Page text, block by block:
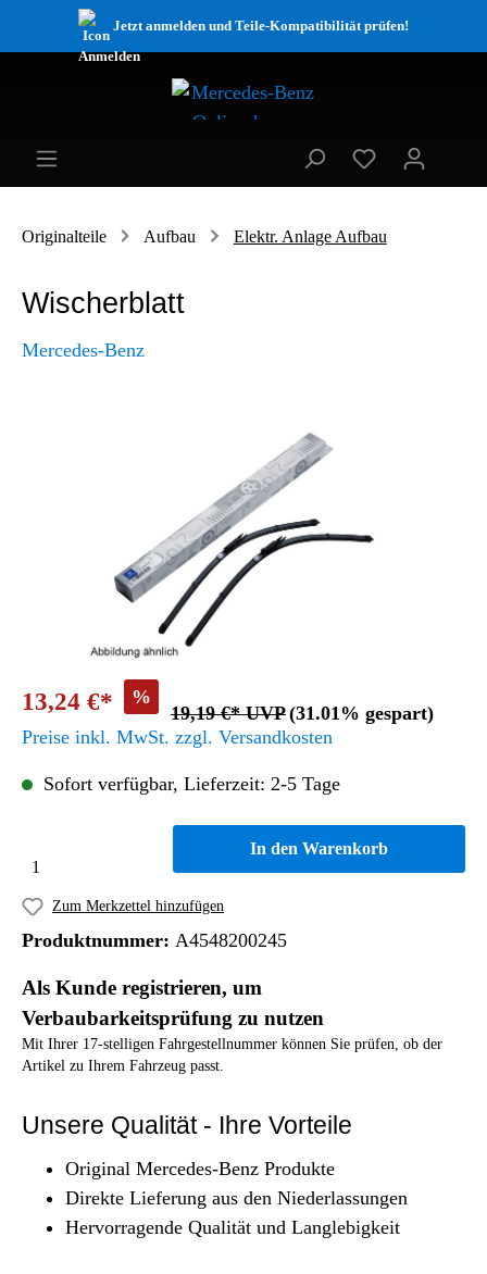
Jetzt anmelden und Teile-Kompatibilität prüfen!
Originalteile Aufbau Elektr. Anlage Aufbau
Wischerblatt
Mercedes-Benz
13,24 €* %
19,19 €* UVP(31.01% gespart)
Preise inkl. MwSt. zzgl. Versandkosten
Sofort verfügbar, Lieferzeit: 2-5 Tage
In den Warenkorb
Zum Merkzettel hinzufügen
Produktnummer: A4548200245
Als Kunde registrieren, um
Verbaubarkeitsprüfung zu nutzen
Mit Ihrer 17-stelligen Fahrgestellnummer können Sie prüfen, ob der
Artikel zu Ihrem Fahrzeug passt.
Unsere Qualität - Ihre Vorteile
Original Mercedes-Benz Produkte
Direkte Lieferung aus den Niederlassungen
Hervorragende Qualität und Langlebigkeit